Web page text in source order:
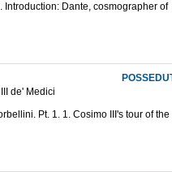
Introduction: Dante, cosmographer of
de' Medici
Pt. 1. 1. Cosimo III's tour of the